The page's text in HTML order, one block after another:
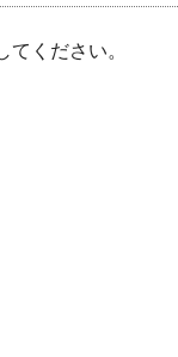
ください。